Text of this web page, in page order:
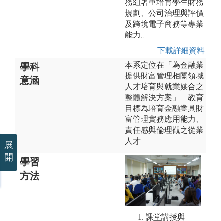
務組著重培育學生財務
規劃、公司治理與評價
及跨境電子商務等專業
能力。
下載詳細資料
學科
意涵
本系定位在「為金融業
提供財富管理相關領域
人才培育與就業媒合之
整體解決方案」，教育
目標為培育金融業具財
富管理實務應用能力、
責任感與倫理觀之從業
人才
學習
方法
1. 課堂講授與
展
開